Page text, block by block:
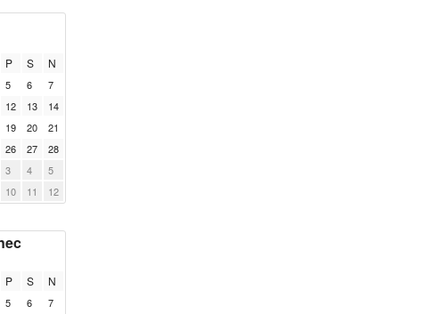
P S
N
5 6 7
12 13 14
19 20 21
26 27 28
3 4 5
10 11 12
P S
N
5 6 7